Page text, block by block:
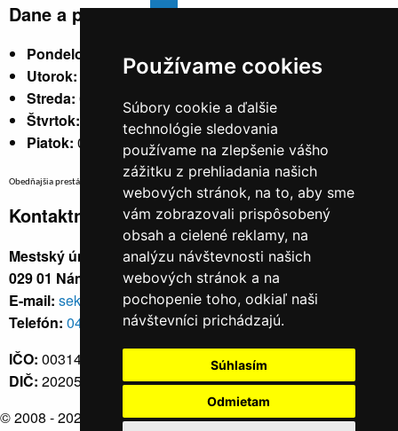
Používame cookies
Súbory cookie a ďalšie
technológie sledovania
používame na zlepšenie vášho
zážitku z prehliadania našich
webových stránok, na to, aby sme
vám zobrazovali prispôsobený
obsah a cielené reklamy, na
analýzu návštevnosti našich
webových stránok a na
pochopenie toho, odkiaľ naši
návštevníci prichádzajú.
Súhlasím
Odmietam
Dane a poplatky
Pondelok:
07:30 - 15:30
Utorok:
nestránkový
Streda: 07:30 - 17:00
Štvrtok:
nestránkový
Piatok: 07:30 - 14:00
Obedňajšia prestávka v trvaní 30 minút v čase medzi 10:30 - 11:30 hod.
Kontaktné údaje
Mestský úrad, Cyrila a Metoda 329/6,
029 01 Námestovo
E-mail: sekretariat@namestovo.sk
Telefón: 043 5504711
IČO: 00314676
DIČ: 2020571707
© 2008 - 2026
Námestovo.sk